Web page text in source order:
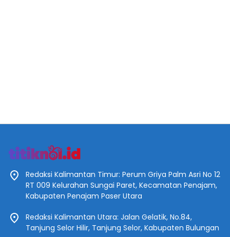
Redaksi Kalimantan Timur: Perum Griya Palm Asri No 12
RT 009 Kelurahan Sungai Paret, Kecamatan Penajam,
Kabupaten Penajam Paser Utara
Redaksi Kalimantan Utara: Jalan Gelatik, No.84,
Tanjung Selor Hilir, Tanjung Selor, Kabupaten Bulungan